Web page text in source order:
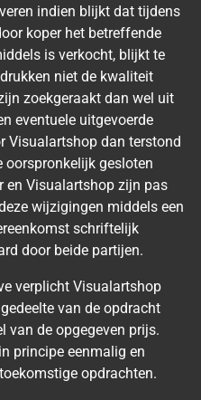
indien blijkt dat tijdens
koper het betreffende
is verkocht, blijkt te
niet de kwaliteit
zoekgeraakt dan wel uit
eventuele uitgevoerde
Visualartshop dan terstond
oorspronkelijk gesloten
en Visualartshop zijn pas
wijzigingen middels een
schriftelijk
door beide partijen.
verplicht Visualartshop
van de opdracht
van de opgegeven prijs.
principe eenmalig en
opdrachten.